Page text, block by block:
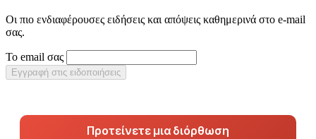
Οι πιο ενδιαφέρουσες ειδήσεις και απόψεις καθημερινά στο e-mail
σας.
Το email σας
Εγγραφή στις ειδοποιήσεις
Προτείνετε μια διόρθωση